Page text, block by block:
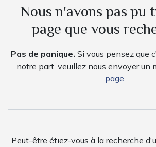
Erreur 404
Nous n'avons pas pu
page que vous
Pas de panique. Si vous pensez que
notre part, veuillez nous envoyer un
page.
Peut-être étiez-vous à la recherche